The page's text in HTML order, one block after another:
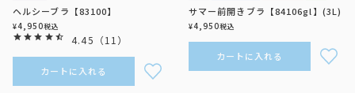
ヘルシーブラ【83100】
¥4,950税込
4.45 （11 ）
カートに入れる
サマー前開きブラ【84106gl】(3L)
¥4,950税込
カートに入れる